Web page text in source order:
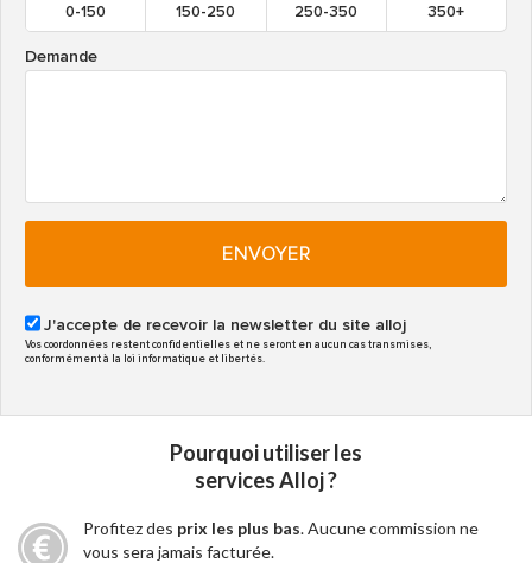
0-150 150-250 250-350 350+
Demande
ENVOYER
J'accepte de recevoir la newsletter du site alloj
Vos coordonnées restent confidentielles et ne seront en aucun cas transmises,
conformément à la loi informatique et libertés.
Pourquoi utiliser les
services Alloj ?
Profitez des prix les plus bas. Aucune commission ne
vous sera jamais facturée.